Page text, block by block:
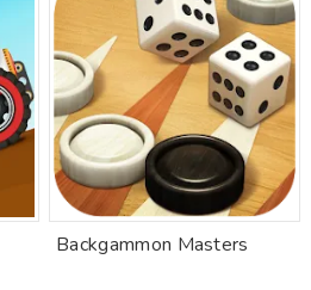
Backgammon Masters